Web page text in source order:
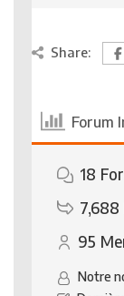
Share:
Forum
18
7,688
95
Notre